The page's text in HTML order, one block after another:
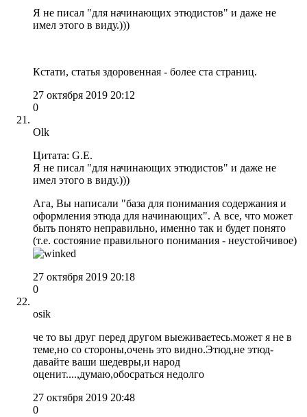
Я не писал "для начинающих этюдистов" и даже не
имел этого в виду.)))
Кстати, статья здоровенная - более ста страниц.
27 октября 2019 20:12
0
Olk
Цитата: G.E.
Я не писал "для начинающих этюдистов" и даже не
имел этого в виду.)))
Ага, Вы написали "база для понимания содержания и
оформления этюда для начинающих". А все, что может
быть понято неправильно, именно так и будет понято
(т.е. состояние правильного понимания - неустойчивое)
27 октября 2019 20:18
0
osik
че то вы друг перед другом выеживаетесь.может я не в
теме,но со стороны,очень это видно.Этюд,не этюд-
давайте ваши шедевры,и народ
оценит....,думаю,обосраться недолго
27 октября 2019 20:48
0